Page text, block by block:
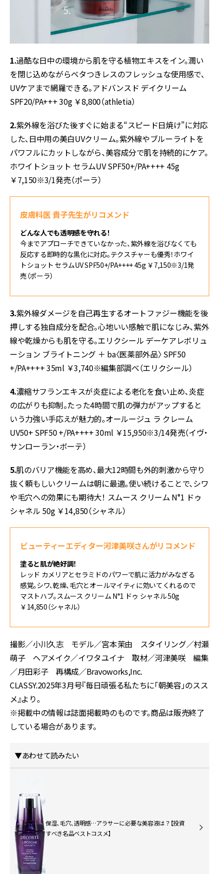
1.過酷な日中の環境から肌を守る植物エキスをイン。潤い
を閉じ込めながらベタつきレスのフレッシュな使用感で、
UVケアまで網羅できる。アドバンスド デイクリーム
SPF20/PA+++ 30g ￥8,800（athletia）
2.紫外線を浴びた後すぐに始まる“スピード日焼け”に対応
した、日中用の美白UVクリーム。紫外線やブルーライトを
パワフルにカットしながら、美容成分で肌を持続的にケア。
ホワイトショット セラムUV SPF50+/PA++++ 45g
￥7,150※3/1発売（ポーラ）
皮膚科医 貴子先生がリコメンド
どんな人でも透明感を守れる！
今までアプローチできていなかった、紫外線を浴びなくても
反応する即時的な黒化に対応。テクスチャーも優秀！ホワイ
トショット セラムUV SPF50+/PA++++ 45g ￥7,150※3/1発
売（ポーラ）
3.紫外線ダメージを自己再生するオートファジー機能を後
押しする独自成分を配合。心地いい感触で肌になじみ、紫外
線や乾燥からも肌を守る。エリクシール デーケアレボリュ
ーション ブライトニング ＋ ba〈医薬部外品〉 SPF50
+/PA++++ 35ml ￥3,740※編集部調べ（エリクシール）
4.濃縮サフランエキスが炎症による老化を食い止め、炎症
の広がりも抑制。たった4時間で肌の弾力がアップすると
いう力強い手応えが魅力的。オールージュ ラ クレーム
UV50+ SPF50 +/PA++++ 30ml ￥15,950※3/14発売（イヴ・
サンローラン・ボーテ）
5.肌のバリア機能を高め、最大12時間も外的刺激から守り
抜く頼もしいクリームは朝に最適。使い続けることで、シワ
や毛穴への効果にも期待大！ スムース クリーム N°1 ドゥ
シャネル 50g ￥14,850（シャネル）
ビューティーエディター河津美咲さんがリコメンド
塗ると肌が絶好調！
レッド カメリアとセラミドのパワーで肌に活力がみなぎる
感覚。シワ、乾燥、毛穴とオールマイティに効いてくれるので
マストハブ。スムース クリーム N°1 ドゥ シャネル 50g
￥14,850（シャネル）
撮影／小川久志 モデル／宮本茉由 スタイリング／村瀬
萌子 ヘアメイク／イワタユイナ 取材／河津美咲 編集
／月田彩子 再構成／Bravoworks,Inc.
CLASSY.2025年3月号『毎日頑張る私たちに「朝美容」のスス
メ』より。
※掲載中の情報は誌面掲載時のものです。商品は販売終了
している場合があります。
▼あわせて読みたい
保湿、毛穴、透明感…アラサーに必要な美容液は？【投資
すべき名品ベストコスメ】